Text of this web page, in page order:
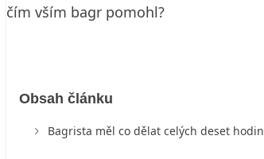
čím vším bagr pomohl?
Obsah článku
Bagrista měl co dělat celých deset hodin